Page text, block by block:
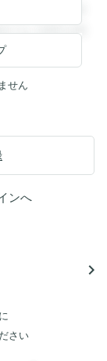
きます。登録
ると回答を閲
せん
ンへ
navigate_next
さい